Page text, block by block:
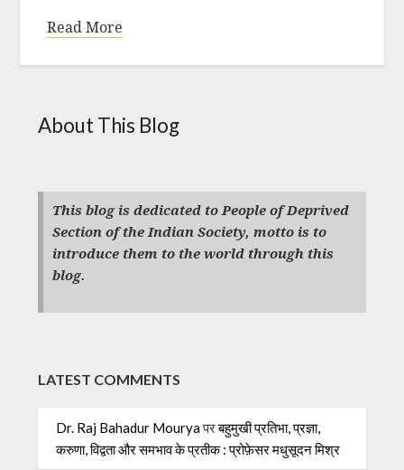
Read More
About This Blog
This blog is dedicated to People of Deprived
Section of the Indian Society, motto is to
introduce them to the world through this
blog.
LATEST COMMENTS
Dr. Raj Bahadur Mouryaपरबहुमुखी प्रतिभा, प्रज्ञा,
करुणा, विद्वता और समभाव के प्रतीक : प्रोफ़ेसर मधुसूदन मिश्र